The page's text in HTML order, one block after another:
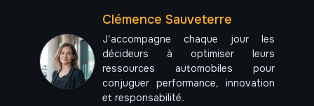
Clémence Sauveterre
J’accompagne chaque jour les
décideurs à optimiser leurs
ressources automobiles pour
conjuguer performance, innovation
et responsabilité.